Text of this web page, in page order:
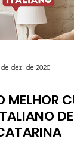
dez. de 2020
MELHOR